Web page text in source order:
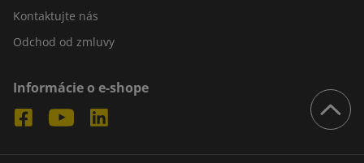
Kontaktujte nás
Odchod od zmluvy
Informácie o e-shope